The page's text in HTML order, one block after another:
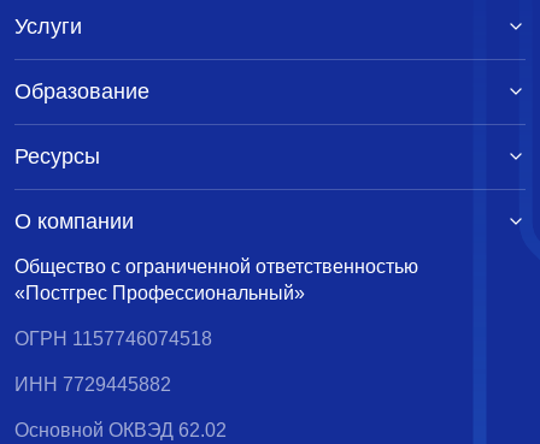
Общество с ограниченной ответственностью
«Постгрес Профессиональный»
ОГРН 1157746074518
ИНН 7729445882
Основной ОКВЭД 62.02
Услуги
Образование
Ресурсы
О компании